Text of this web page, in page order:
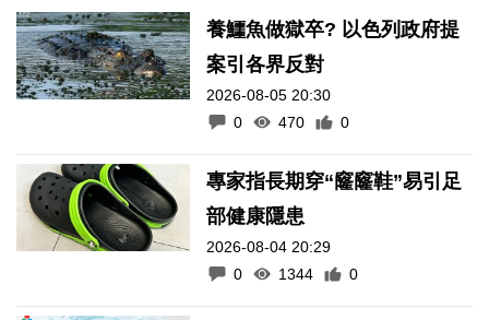
養鱷魚做獄卒? 以色列政府提
案引各界反對
2026-08-05 20:30
0
470 0
專家指長期穿“窿窿鞋”易引足
部健康隱患
2026-08-04 20:29
0
1344 0